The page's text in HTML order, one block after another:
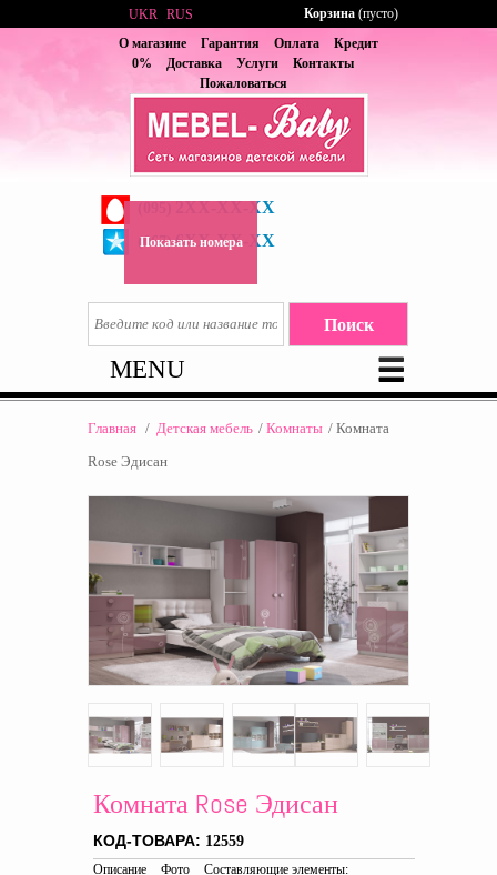
О магазине Гарантия Оплата
Кредит
0%
Доставка Услуги
Контакты
Пожаловаться
2XX-XX-XX
(067) 6XX-XX-XX
Показать номера
UKR RUS Корзина (пусто)
MENU
Главная / Детская мебель / Комнаты / Комната
Rose Эдисан
Комната Rose Эдисан
КОД-ТОВАРА: 12559
Описание Фото
Составляющие элементы: